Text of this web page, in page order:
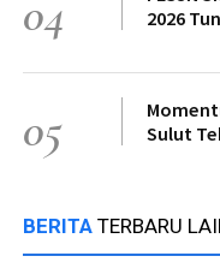
04
2026
05
Sulut
BERITA TERBARU